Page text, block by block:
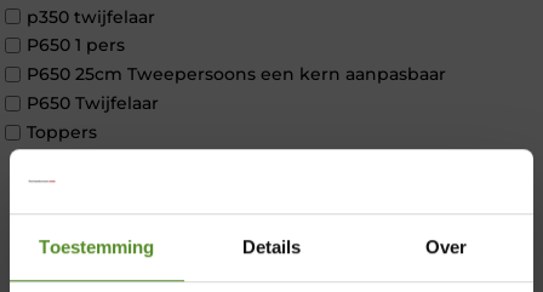
Toestemming Details Over
p350 twijfelaar
P650 1 pers
P650 25cm Tweepersoons een kern aanpasbaar
P650 Twijfelaar
Toppers
2 personen
2 personen split
Twijfelaar